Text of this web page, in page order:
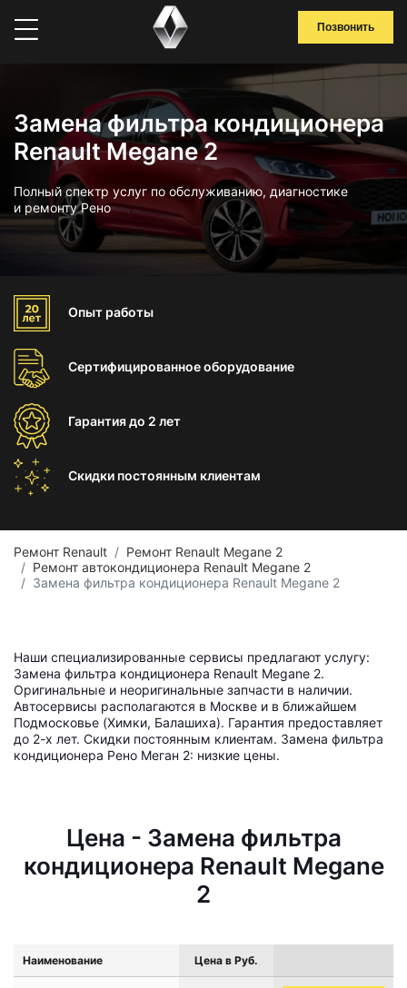
Позвонить
Замена фильтра кондиционера
Renault Megane 2
Полный спектр услуг по обслуживанию, диагностике
и ремонту Рено
Опыт работы
Сертифицированноеоборудование
Гарантиядо 2 лет
Скидки постоянным клиентам
Ремонт Renault
Ремонт Renault Megane 2
Ремонт автокондиционера Renault Megane 2
Замена фильтра кондиционера Renault Megane 2
Наши специализированные сервисы предлагают услугу:
Замена фильтра кондиционера Renault Megane 2.
Оригинальные и неоригинальные запчасти в наличии.
Автосервисы располагаются в Москве и в ближайшем
Подмосковье (Химки, Балашиха). Гарантия предоставляет
до 2-х лет. Скидки постоянным клиентам. Замена фильтра
кондиционера Рено Меган 2: низкие цены.
Цена - Замена фильтра
кондиционера Renault Megane
2
Наименование Цена в Руб.